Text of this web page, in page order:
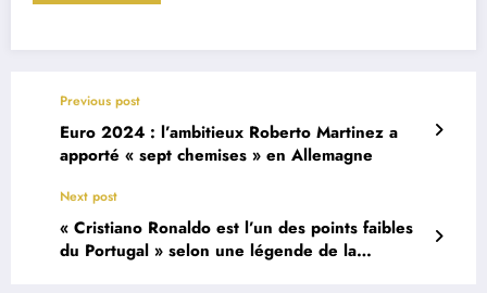
Previous post
Euro 2024 : l’ambitieux Roberto Martinez a
apporté « sept chemises » en Allemagne
Next post
« Cristiano Ronaldo est l’un des points faibles
du Portugal » selon une légende de la